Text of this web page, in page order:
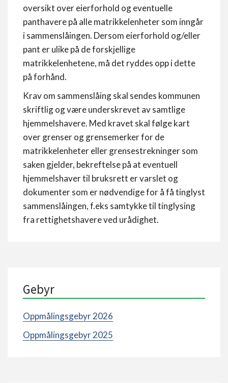
oversikt over eierforhold og eventuelle
panthavere på alle matrikkelenheter som inngår
i sammenslåingen. Dersom eierforhold og/eller
pant er ulike på de forskjellige
matrikkelenhetene, må det ryddes opp i dette
på forhånd.
Krav om sammenslåing skal sendes kommunen
skriftlig og være underskrevet av samtlige
hjemmelshavere. Med kravet skal følge kart
over grenser og grensemerker for de
matrikkelenheter eller grensestrekninger som
saken gjelder, bekreftelse på at eventuell
hjemmelshaver til bruksrett er varslet og
dokumenter som er nødvendige for å få tinglyst
sammenslåingen, f.eks samtykke til tinglysing
fra rettighetshavere ved urådighet.
Gebyr
Oppmålingsgebyr 2026
Oppmålingsgebyr 2025